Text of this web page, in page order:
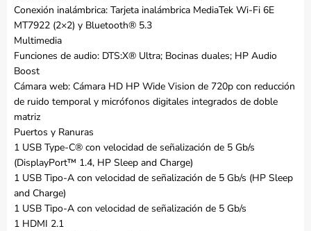
Conexión inalámbrica: Tarjeta inalámbrica MediaTek Wi-Fi 6E
MT7922 (2×2) y Bluetooth® 5.3
Multimedia
Funciones de audio: DTS:X® Ultra; Bocinas duales; HP Audio
Boost
Cámara web: Cámara HD HP Wide Vision de 720p con reducción
de ruido temporal y micrófonos digitales integrados de doble
matriz
Puertos y Ranuras
1 USB Type-C® con velocidad de señalización de 5 Gb/s
(DisplayPort™ 1.4, HP Sleep and Charge)
1 USB Tipo-A con velocidad de señalización de 5 Gb/s (HP Sleep
and Charge)
1 USB Tipo-A con velocidad de señalización de 5 Gb/s
1 HDMI 2.1